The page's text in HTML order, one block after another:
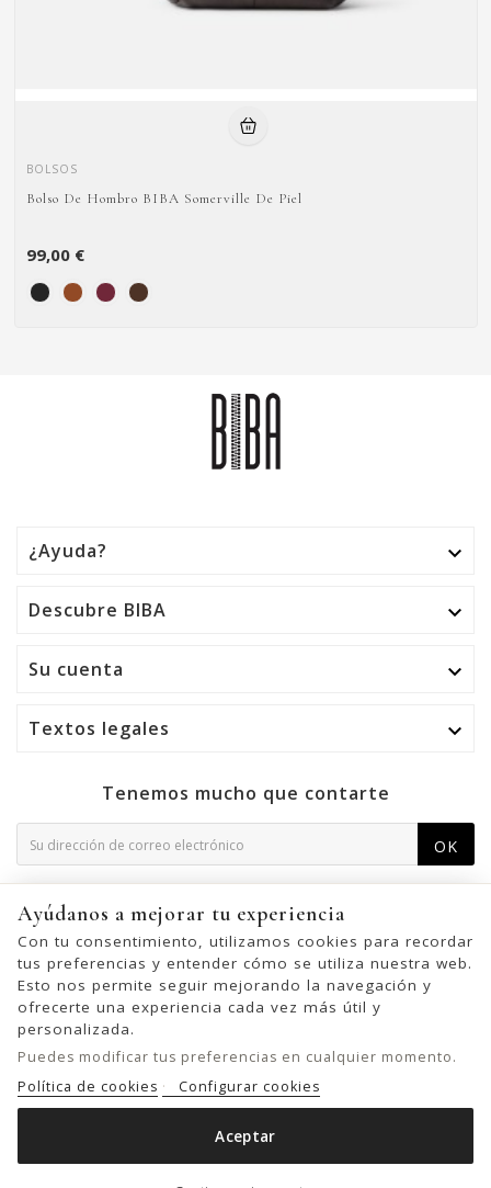
BOLSOS
Bolso De Hombro BIBA Somerville De Piel
99,00 €
¿Ayuda? 
Descubre BIBA 
Su cuenta 
Textos legales 
Tenemos mucho que contarte
OK
consulte nuestra información de contacto en el aviso legal.
Ayúdanos a mejorar tu experiencia
Con tu consentimiento, utilizamos cookies para recordar
tus preferencias y entender cómo se utiliza nuestra web.
Esto nos permite seguir mejorando la navegación y
ofrecerte una experiencia cada vez más útil y
personalizada.
Puedes modificar tus preferencias en cualquier momento.
Política de cookies
Configurar cookies
Aceptar
© 2026 - United Bags Company S.L. - Todos los derechos reservados.
Inscrita en el Registro Mercantil de Barcelona, Tomo 33286, Libro 228637,
Folio 0083, Sección general, Inscripción 1ª